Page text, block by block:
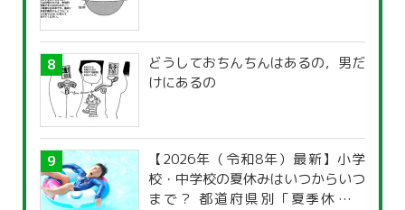
どうしておちんちんはあるの，男だ
けにあるの
【2026年（令和8年）最新】小学
校・中学校の夏休みはいつからいつ
まで？ 都道府県別「夏季休暇一